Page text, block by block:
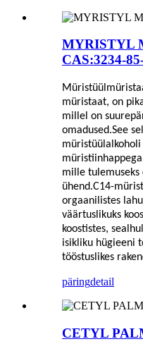
MYRISTYL
CAS:3234-
müristaat, on
millel on
omadused.See
mille
ühend.C14-
orgaanilistes
väärtuslikuks
koostistes,
isikliku hügieeni
tööstuslikes
päringdetail
CETYL